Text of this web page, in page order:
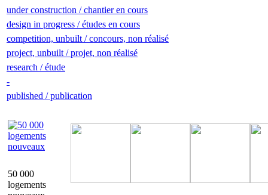
under construction / chantier en cours
design in progress / études en cours
competition, unbuilt / concours, non réalisé
project, unbuilt / projet, non réalisé
research / étude
-
published / publication
50 000
logements